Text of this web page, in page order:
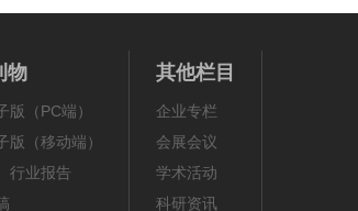
物
版（PC端）
版（移动端）
行业报告
其他栏目
企业专栏
会展会议
学术活动
科研资讯